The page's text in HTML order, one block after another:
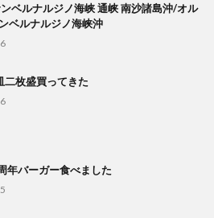
ベルナルジノ海峡 通峡 南沙諸島沖/オル
ベルナルジノ海峡沖
二枚盛買ってきた
年バーガー食べました